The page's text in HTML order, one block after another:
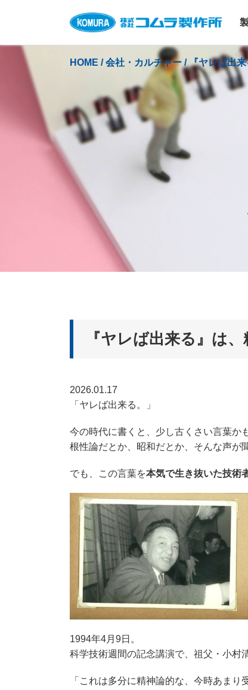
HOME / 会社・カルチャー / 『ヤレば出
『ヤレば出来る』は
2026.01.17
「ヤレば出来る。」
今の時代に書くと、少し古くさい言葉か
根性論だとか、昭和だとか、そんな声が
でも、この言葉を本気で生き抜いた技術
1994年4月9日。
科学技術週間の記念講演で、祖父・小村
「これは多分に精神論的な、今時あまり